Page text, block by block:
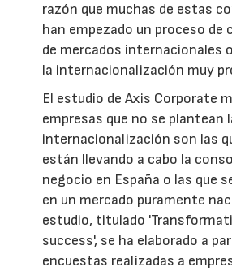
razón que muchas de estas
han empezado un proceso de
de mercados internacionales
la internacionalización muy
El estudio de Axis Corporate
empresas que no se plantean
internacionalización son las
están llevando a cabo la
negocio en España o las que
en un mercado puramente
estudio, titulado
success', se ha elaborado a
encuestas realizadas a